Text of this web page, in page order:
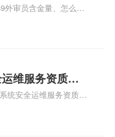
外审员含金量、怎么才
的外审员、我
维服务资质二
统安全运维服
统安全运维服务资质认
安全运维服务资质的费